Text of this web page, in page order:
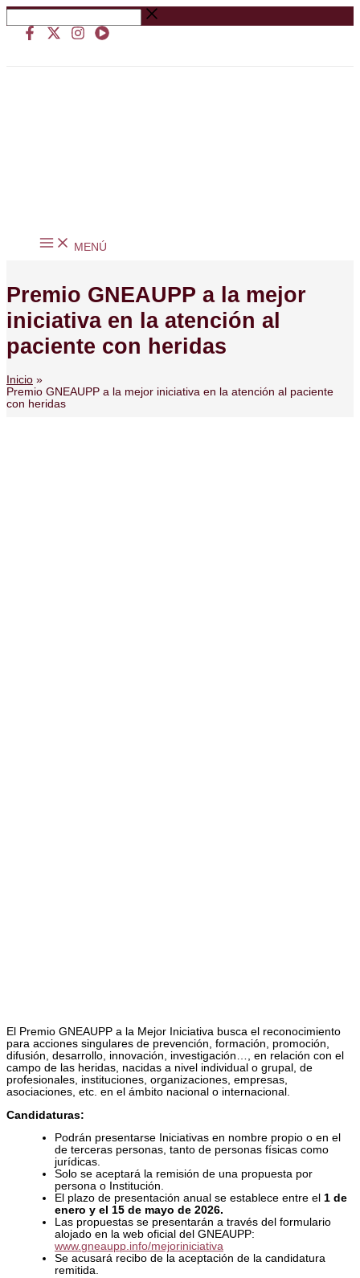
Ir
al
contenido
Buscar
…
MENÚ
Premio GNEAUPP a la mejor
iniciativa en la atención al
paciente con heridas
Inicio
Premio GNEAUPP a la mejor iniciativa en la atención al paciente
con heridas
El Premio GNEAUPP a la Mejor Iniciativa busca el reconocimiento
para acciones singulares de prevención, formación, promoción,
difusión, desarrollo, innovación, investigación…, en relación con el
campo de las heridas, nacidas a nivel individual o grupal, de
profesionales, instituciones, organizaciones, empresas,
asociaciones, etc. en el ámbito nacional o internacional.
Candidaturas:
Podrán presentarse Iniciativas en nombre propio o en el
de terceras personas, tanto de personas físicas como
jurídicas.
Solo se aceptará la remisión de una propuesta por
persona o Institución.
El plazo de presentación anual se establece entre el 1 de
enero y el 15 de mayo de 2026.
Las propuestas se presentarán a través del formulario
alojado en la web oficial del GNEAUPP:
www.gneaupp.info/mejoriniciativa
Se acusará recibo de la aceptación de la candidatura
remitida.